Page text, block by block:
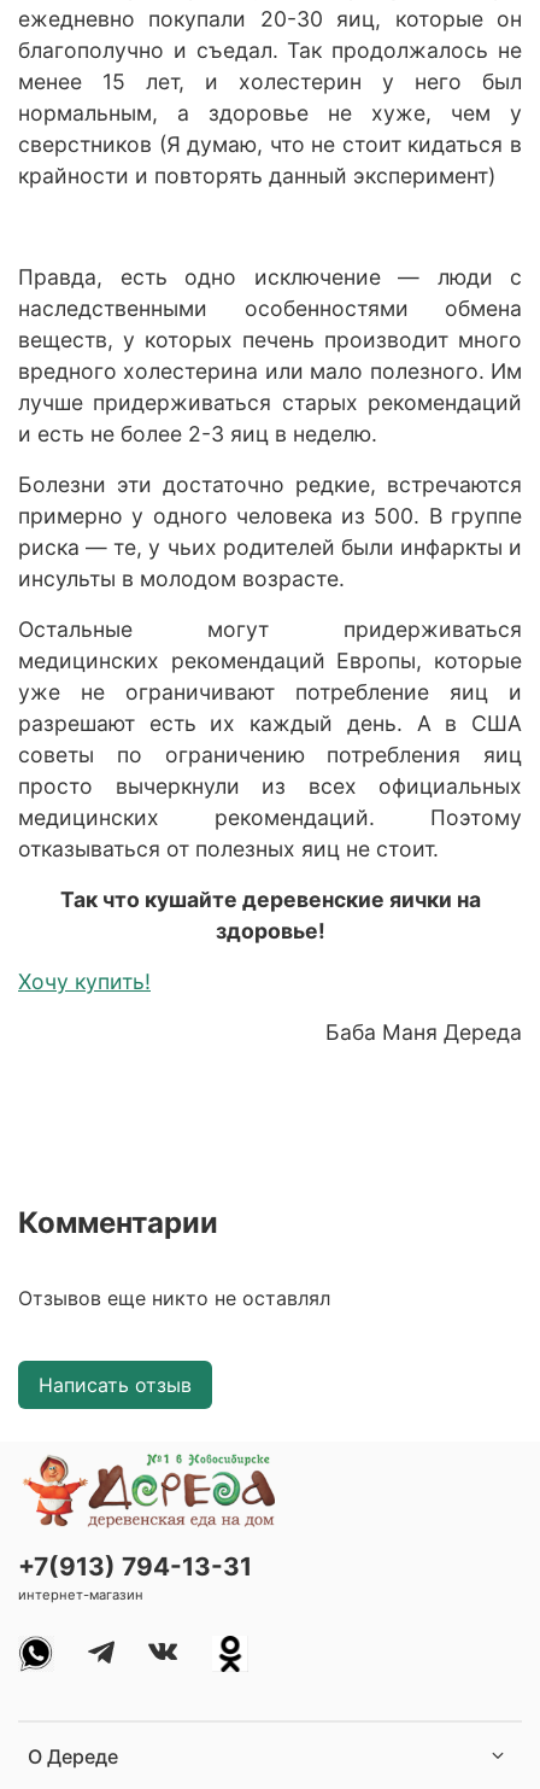
ежедневно покупали 20-30 яиц, которые он
благополучно и съедал. Так продолжалось не
менее 15 лет, и холестерин у него был
нормальным, а здоровье не хуже, чем у
сверстников (Я думаю, что не стоит кидаться в
крайности и повторять данный эксперимент)
Правда, есть одно исключение — люди с
наследственными особенностями обмена
веществ, у которых печень производит много
вредного холестерина или мало полезного. Им
лучше придерживаться старых рекомендаций
и есть не более 2-3 яиц в неделю.
Болезни эти достаточно редкие, встречаются
примерно у одного человека из 500. В группе
риска — те, у чьих родителей были инфаркты и
инсульты в молодом возрасте.
Остальные могут придерживаться
медицинских рекомендаций Европы, которые
уже не ограничивают потребление яиц и
разрешают есть их каждый день. А в США
советы по ограничению потребления яиц
просто вычеркнули из всех официальных
медицинских рекомендаций. Поэтому
отказываться от полезных яиц не стоит.
Так что кушайте деревенские яички на
здоровье!
Хочу купить!
Баба Маня Дереда
Комментарии
Отзывов еще никто не оставлял
Написать отзыв
О Дереде
+7(913) 794-13-31
интернет-магазин